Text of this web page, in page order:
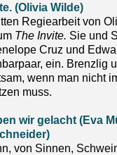
(Olivia Wilde)
Regiearbeit von
The Invite. Sie und
Cruz und
ein. Brenzlig
wenn man nicht
muss.
wir gelacht (Eva
von Sinnen,